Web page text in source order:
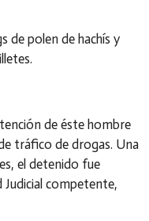
de polen de hachís y
de éste hombre
tráfico de drogas. Una
el detenido fue
competente,